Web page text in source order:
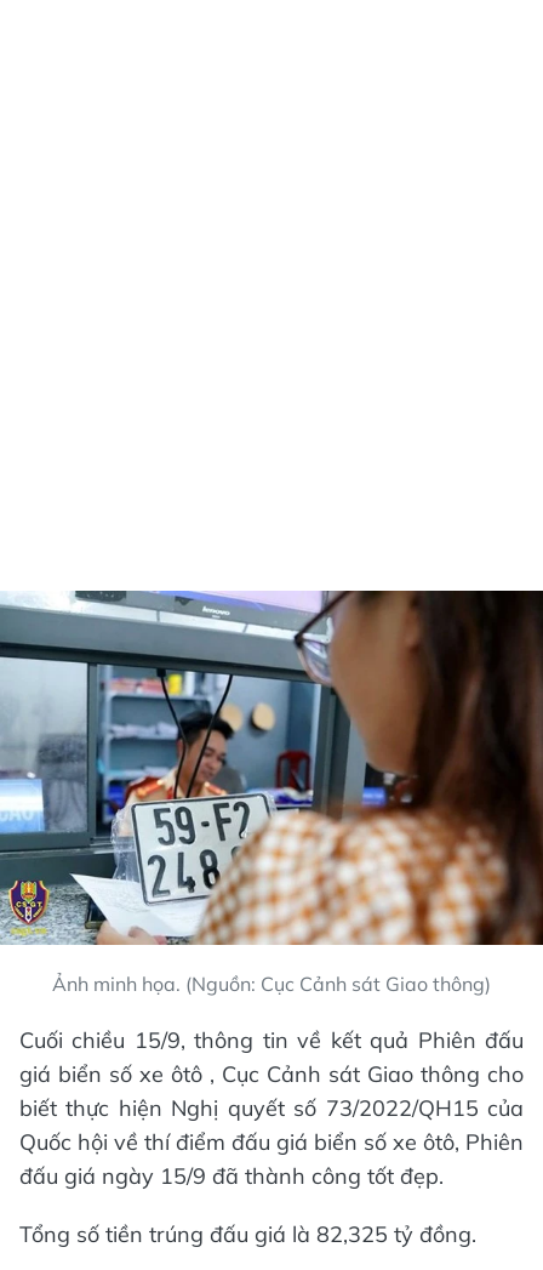
Ảnh minh họa. (Nguồn: Cục Cảnh sát Giao thông)
Cuối chiều 15/9, thông tin về kết quả Phiên đấu
giá biển số xe ôtô , Cục Cảnh sát Giao thông cho
biết thực hiện Nghị quyết số 73/2022/QH15 của
Quốc hội về thí điểm đấu giá biển số xe ôtô, Phiên
đấu giá ngày 15/9 đã thành công tốt đẹp.
Tổng số tiền trúng đấu giá là 82,325 tỷ đồng.